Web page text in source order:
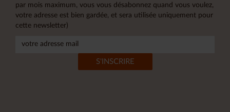
par mois maximum, vous vous désabonnez quand vous voulez,
votre adresse est bien gardée, et sera utilisée uniquement pour
cette newsletter)